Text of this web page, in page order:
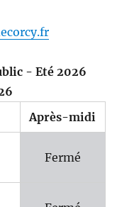
- Eté 2026
Après-midi
Fermé